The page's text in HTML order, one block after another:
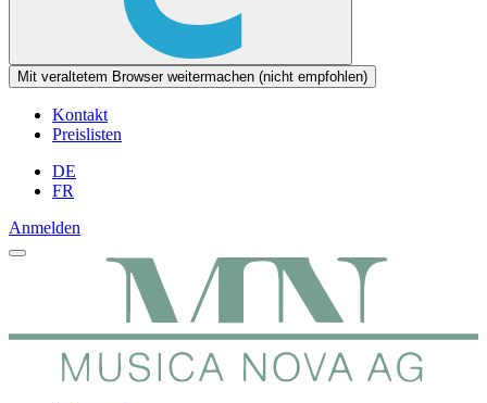
Mit veraltetem Browser weitermachen (nicht empfohlen)
Kontakt
Preislisten
DE
FR
Anmelden